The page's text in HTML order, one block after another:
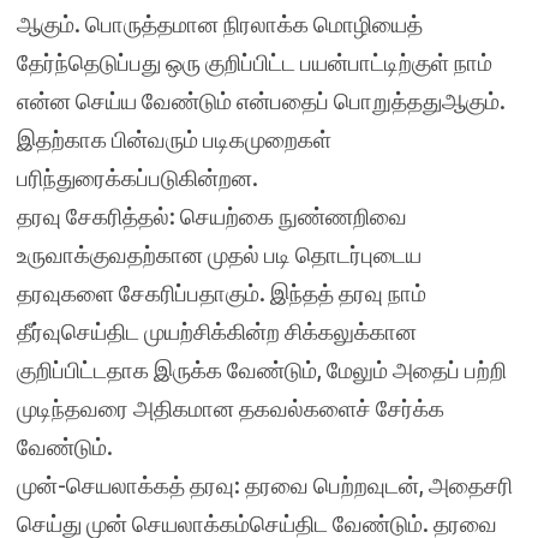
ஆகும். பொருத்தமான நிரலாக்க மொழியைத்
தேர்ந்தெடுப்பது ஒரு குறிப்பிட்ட பயன்பாட்டிற்குள் நாம்
என்ன செய்ய வேண்டும் என்பதைப் பொறுத்ததுஆகும்.
இதற்காக பின்வரும் படிகமுறைகள்
பரிந்துரைக்கப்படுகின்றன.
தரவு சேகரித்தல்: செயற்கை நுண்ணறிவை
உருவாக்குவதற்கான முதல் படி தொடர்புடைய
தரவுகளை சேகரிப்பதாகும். இந்தத் தரவு நாம்
தீர்வுசெய்திட முயற்சிக்கின்ற சிக்கலுக்கான
குறிப்பிட்டதாக இருக்க வேண்டும், மேலும் அதைப் பற்றி
முடிந்தவரை அதிகமான தகவல்களைச் சேர்க்க
வேண்டும்.
முன்-செயலாக்கத் தரவு: தரவை பெற்றவுடன், அதைசரி
செய்து முன் செயலாக்கம்செய்திட வேண்டும். தரவை